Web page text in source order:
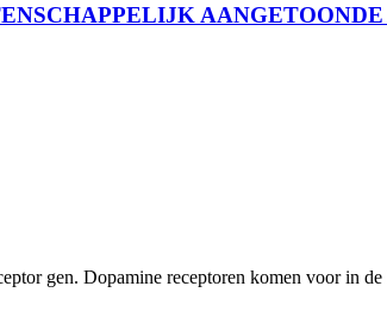
gen. Dopamine receptoren komen voor in